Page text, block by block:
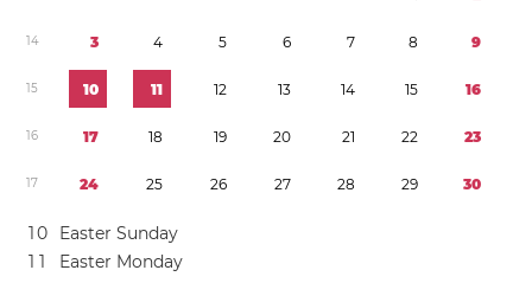
14 3 4 5 6 7 8 9
15 10 11 12 13 14 15 16
16 17 18 19 20 21 22 23
17 24 25 26 27 28 29 30
10
Easter Sunday
1 1 Easter Monday